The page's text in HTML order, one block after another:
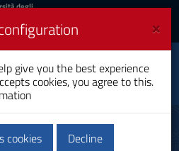
degli
UniCA News
and
×
give you the best experience
cookies, you agree to this.
cookies Decline